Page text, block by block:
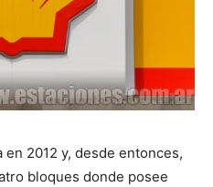
2012 y, desde entonces,
bloques donde posee